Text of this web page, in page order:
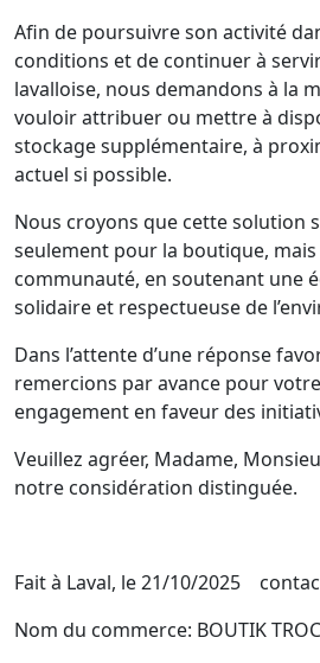
Afin de poursuivre son activité
conditions et de continuer à
lavalloise, nous demandons à la
vouloir attribuer ou mettre à
stockage supplémentaire, à
actuel si possible.
Nous croyons que cette solution
seulement pour la boutique,
communauté, en soutenant une
solidaire et respectueuse de
Dans l’attente d’une réponse
remercions par avance pour
engagement en faveur des
Veuillez agréer, Madame,
notre considération distinguée.
Fait à Laval, le 21/10/2025
Nom du commerce: BOUTIK TROC